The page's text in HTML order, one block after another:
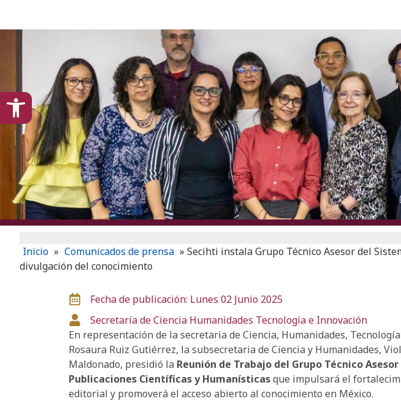
Inicio » Comunicados de prensa » Secihti instala Grupo Técnico Asesor del
divulgación del conocimiento
Fecha de publicación: Lunes 02 Junio 2025
Secretaría de Ciencia Humanidades Tecnología e Innovación
En representación de la secretaria de Ciencia, Humanidades,
Rosaura Ruiz Gutiérrez, la subsecretaria de Ciencia y Humanidades,
Maldonado, presidió la Reunión de Trabajo del Grupo Técnico
Publicaciones Científicas y Humanísticasque impulsará el
editorial y promoverá el acceso abierto al conocimiento en México.
Open toolbar